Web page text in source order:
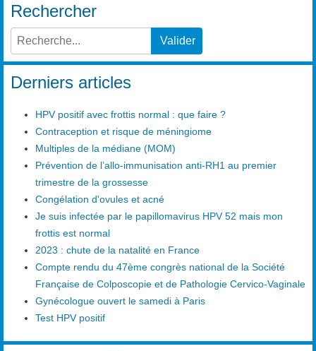
Rechercher
Type 2 or more characters for results.
Valider
Derniers articles
HPV positif avec frottis normal : que faire ?
Contraception et risque de méningiome
Multiples de la médiane (MOM)
Prévention de l’allo-immunisation anti-RH1 au premier
trimestre de la grossesse
Congélation d'ovules et acné
Je suis infectée par le papillomavirus HPV 52 mais mon
frottis est normal
2023 : chute de la natalité en France
Compte rendu du 47ème congrès national de la Société
Française de Colposcopie et de Pathologie Cervico-Vaginale
Gynécologue ouvert le samedi à Paris
Test HPV positif